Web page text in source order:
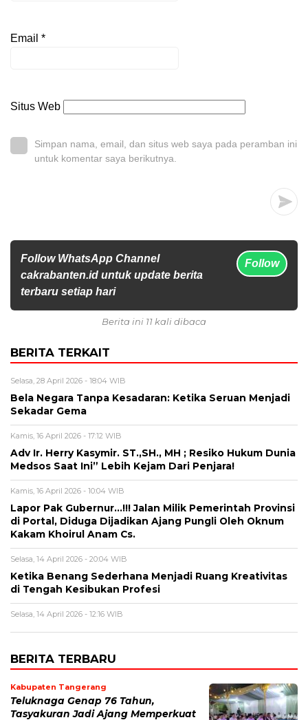
Email *
Situs Web
Simpan nama, email, dan situs web saya pada peramban ini
untuk komentar saya berikutnya.
Follow WhatsApp Channel
cakrabanten.id untuk update berita
terbaru setiap hari
Follow
Berita ini 11 kali dibaca
BERITA TERKAIT
Selasa, 28 April 2026 - 18:04 WIB
Bela Negara Tanpa Kesadaran: Ketika Seruan Menjadi
Sekadar Gema
Kamis, 16 April 2026 - 17:12 WIB
Adv Ir. Herry Kasymir. ST.,SH., MH ; Resiko Hukum Dunia
Medsos Saat Ini” Lebih Kejam Dari Penjara!
Kamis, 16 April 2026 - 10:04 WIB
Lapor Pak Gubernur…!!! Jalan Milik Pemerintah Provinsi
di Portal, Diduga Dijadikan Ajang Pungli Oleh Oknum
Kakam Khoirul Anam Cs.
Selasa, 14 April 2026 - 20:04 WIB
Ketika Benang Sederhana Menjadi Ruang Kreativitas
di Tengah Kesibukan Profesi
Selasa, 14 April 2026 - 12:16 WIB
BERITA TERBARU
Kabupaten Tangerang
Teluknaga Genap 76 Tahun,
Tasyakuran Jadi Ajang Memperkuat